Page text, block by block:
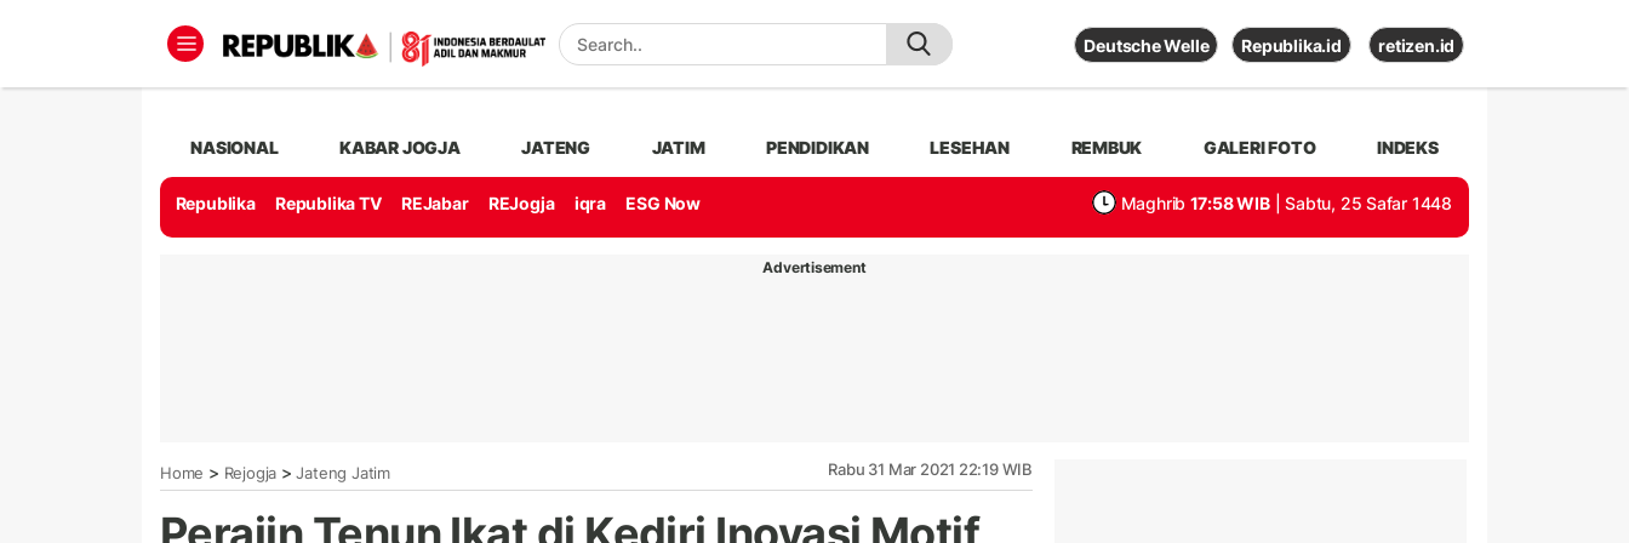
Deutsche Welle Republika.id retizen.id
NASIONAL KABAR JOGJA JATENG JATIM PENDIDIKAN LESEHAN REMBUK GALERI FOTO INDEKS
Republika Republika TV REJabar REJogja iqra ESG Now Maghrib 17:58 WIB | Sabtu, 25 Safar 1448
Advertisement
Home > Rejogja > Jateng Jatim Rabu 31 Mar 2021 22:19 WIB